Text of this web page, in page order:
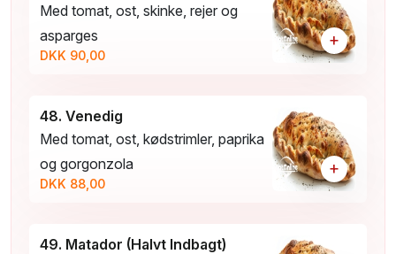
Med tomat, ost, skinke, rejer og
asparges
DKK 90,00
+
48. Venedig
Med tomat, ost, kødstrimler, paprika
og gorgonzola
DKK 88,00
+
49. Matador (Halvt Indbagt)